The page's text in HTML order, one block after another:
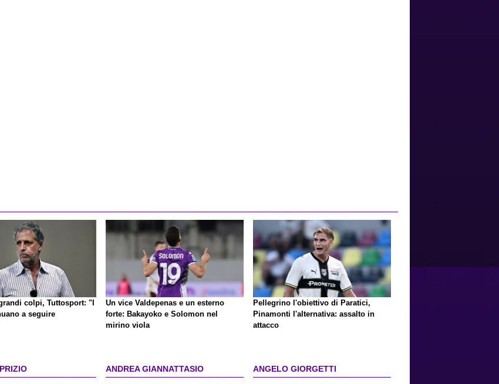
colpi, Tuttosport: "I
a seguire
Un vice Valdepenas e un esterno
forte: Bakayoko e Solomon nel
mirino viola
Pellegrino l'obiettivo di Paratici,
Pinamonti l'alternativa: assalto in
attacco
ANDREA GIANNATTASIO ANGELO GIORGETTI